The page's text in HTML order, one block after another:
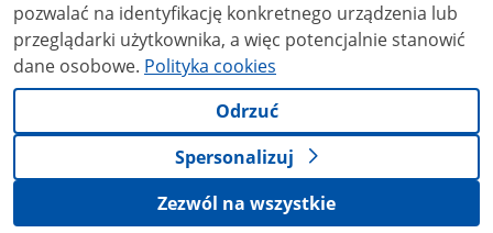
pozwalać na identyfikację konkretnego urządzenia lub
przeglądarki użytkownika, a więc potencjalnie stanowić
dane osobowe. Polityka cookies
Odrzuć
Spersonalizuj
Zezwól na wszystkie